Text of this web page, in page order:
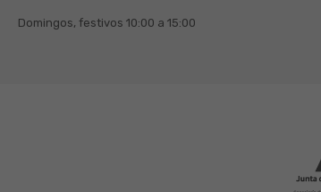
Domingos, festivos 10:00 a 15:00